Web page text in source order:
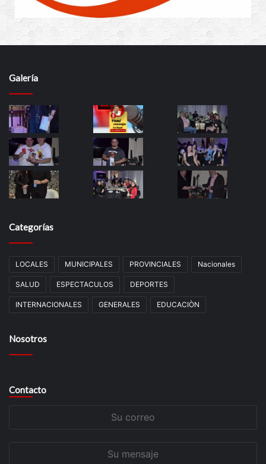
Galería
Categorías
LOCALES MUNICIPALES PROVINCIALES Nacionales
SALUD ESPECTACULOS DEPORTES
INTERNACIONALES GENERALES EDUCACIÒN
Nosotros
Contacto